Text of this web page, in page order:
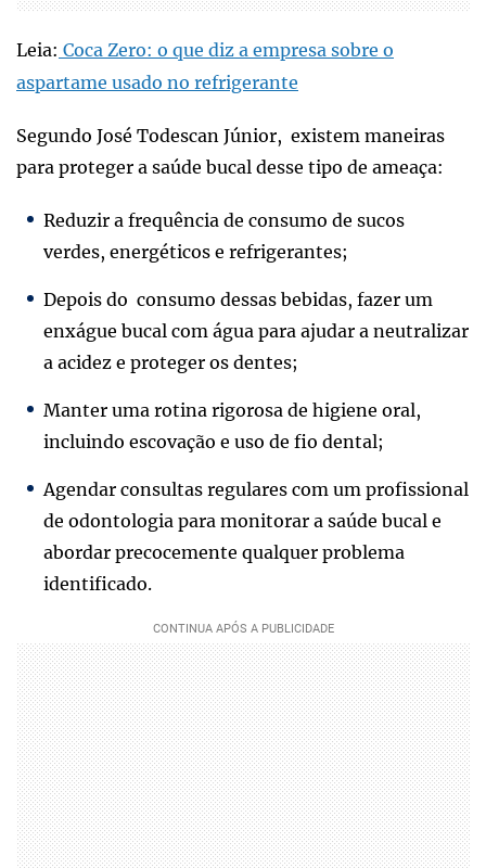
Leia: Coca Zero: o que diz a empresa sobre o
aspartame usado no refrigerante
Segundo José Todescan Júnior, existem maneiras
para proteger a saúde bucal desse tipo de ameaça:
Reduzir a frequência de consumo de sucos
verdes, energéticos e refrigerantes;
Depois do consumo dessas bebidas, fazer um
enxágue bucal com água para ajudar a neutralizar
a acidez e proteger os dentes;
Manter uma rotina rigorosa de higiene oral,
incluindo escovação e uso de fio dental;
Agendar consultas regulares com um profissional
de odontologia para monitorar a saúde bucal e
abordar precocemente qualquer problema
identificado.